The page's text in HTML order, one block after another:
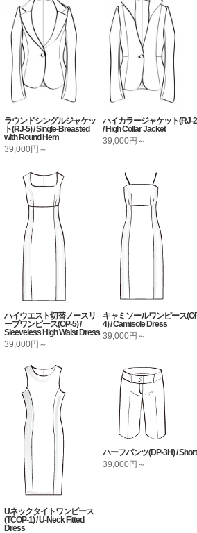
ラウンドシングルジャケッ
ト(RJ-5) / Single-Breasted
with Round Hem
39,000円～
ハイカラージャケット(RJ-
/ High Collar Jacket
39,000円～
ハイウエスト切替ノースリ
ーブワンピース(OP-5) /
Sleeveless High Waist Dress
39,000円～
キャミソールワンピース
4) / Camisole Dress
39,000円～
Uネックタイトワンピース
(TCOP-1) / U-Neck Fitted
Dress
ハーフパンツ(DP-3H) /
39,000円～